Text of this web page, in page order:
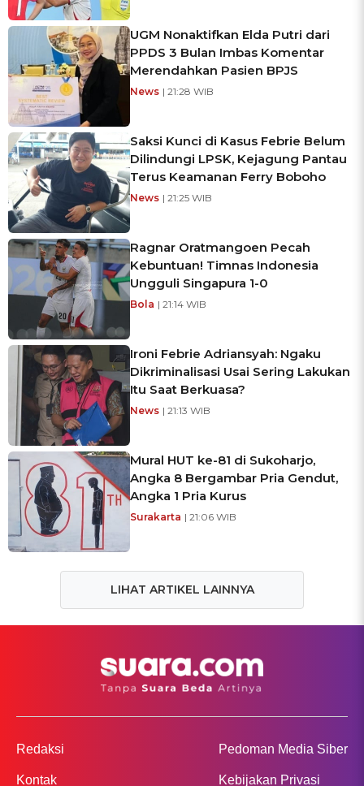
UGM Nonaktifkan Elda Putri dari
PPDS 3 Bulan Imbas Komentar
Merendahkan Pasien BPJS
News | 21:28 WIB
Saksi Kunci di Kasus Febrie Belum
Dilindungi LPSK, Kejagung Pantau
Terus Keamanan Ferry Boboho
News | 21:25 WIB
Ragnar Oratmangoen Pecah
Kebuntuan! Timnas Indonesia
Ungguli Singapura 1-0
Bola | 21:14 WIB
Ironi Febrie Adriansyah: Ngaku
Dikriminalisasi Usai Sering Lakukan
Itu Saat Berkuasa?
News | 21:13 WIB
Mural HUT ke-81 di Sukoharjo,
Angka 8 Bergambar Pria Gendut,
Angka 1 Pria Kurus
Surakarta | 21:06 WIB
LIHAT ARTIKEL LAINNYA
Redaksi
Kontak
Pedoman Media Siber
Kebijakan Privasi